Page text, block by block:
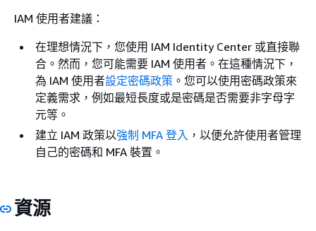
IAM 使用者建議：
在理想情況下，您使用 IAM Identity Center 或直接聯
合。然而，您可能需要 IAM 使用者。在這種情況下，
為 IAM 使用者設定密碼政策 。您可以使用密碼政策來
定義需求，例如最短長度或是密碼是否需要非字母字
元等。
建立 IAM 政策以強制 MFA 登入 ，以便允許使用者管理
自己的密碼和 MFA 裝置。
資源